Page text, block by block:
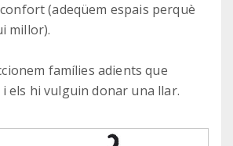
(adeqüem espais perquè
millor).
famílies adients que
els hi vulguin donar una llar.